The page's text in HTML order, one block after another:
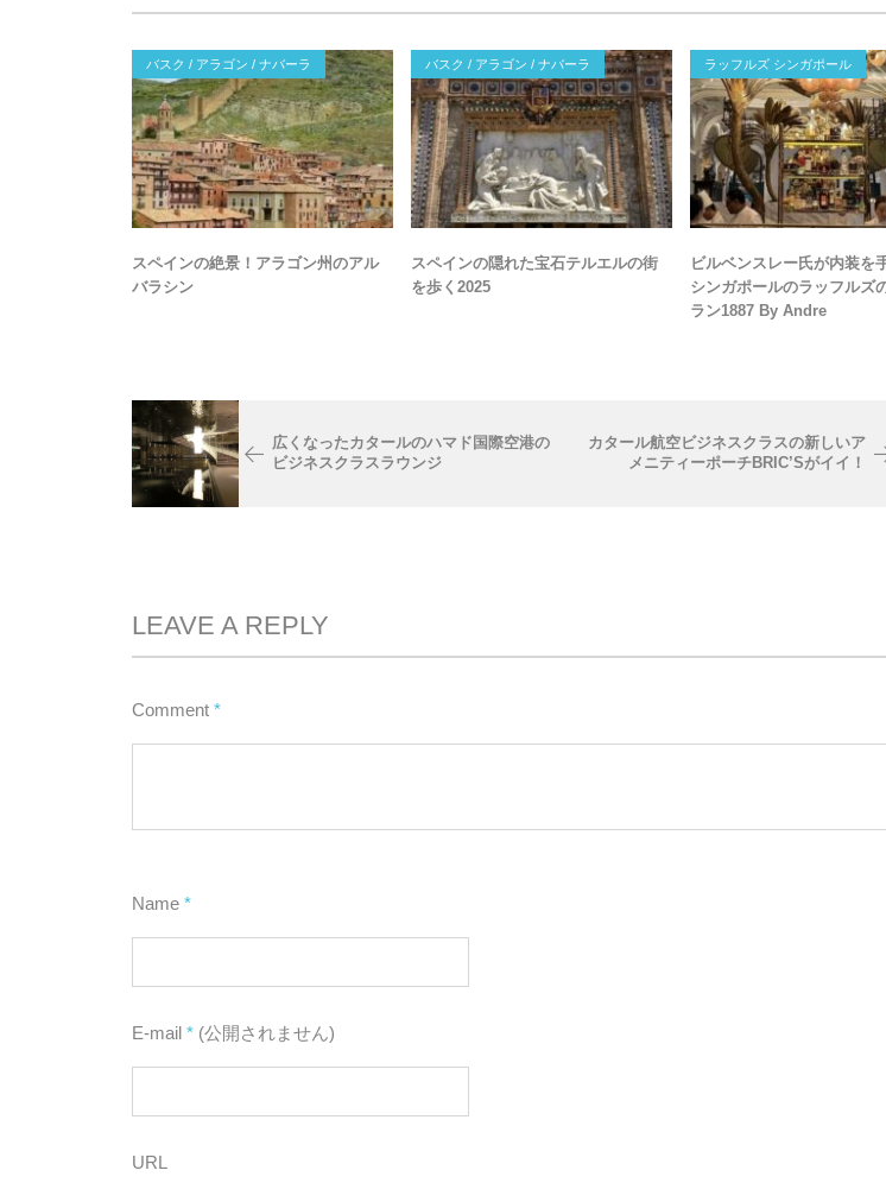
バスク / アラゴン / ナバーラ
スペインの絶景！アラゴン州のアル
バラシン
バスク / アラゴン / ナバーラ
スペインの隠れた宝石テルエルの街
を歩く2025
ラッフルズ シンガポール
ビルベンスレー氏が内装を
シンガポールのラッフルズ
ラン1887 By Andre
広くなったカタールのハマド国際空港の
ビジネスクラスラウンジ
カタール航空ビジネスクラスの新しいア
メニティーポーチBRIC’Sがイイ！
LEAVE A REPLY
Comment *
Name *
E-mail * (公開されません)
URL